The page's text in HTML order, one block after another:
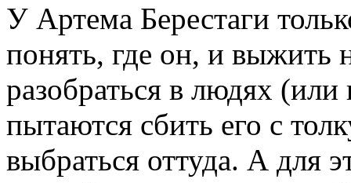
У Артема Берестаги
понять, где он, и выжить
разобраться в людях
пытаются сбить его с
выбраться оттуда. А для